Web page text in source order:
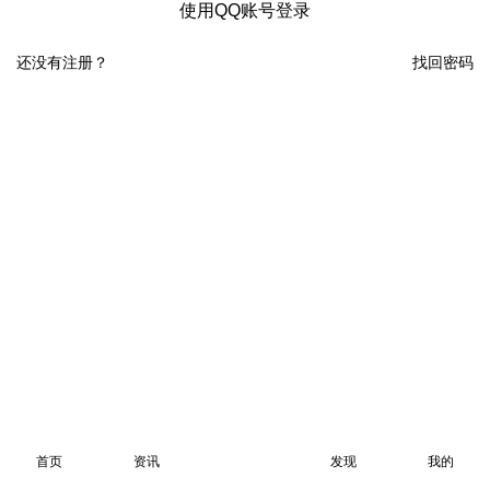
使用QQ账号登录
找回密码
还没有注册？
首页 资讯 发现 我的